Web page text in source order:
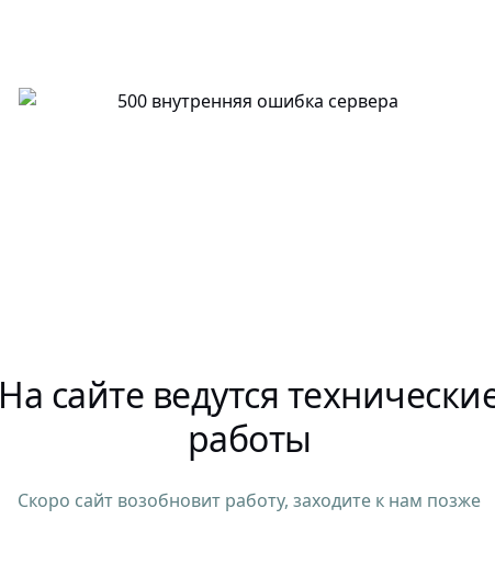
На сайте ведутся
работы
Скоро сайт возобновит работу, заходите к нам позже